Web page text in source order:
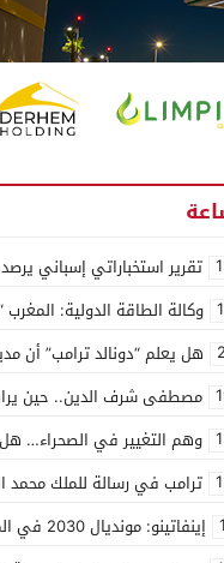
تقرير استخباراتي إسباني يرصد حسابات من الجزائر
وكالة الطاقة الدولية:
هل يعلم “دونالد ترامب” أن
مصطفى شرف الدين.. حين
وهم التغيير في الصحراء… هل
ترامب في رسالة للملك محمد
إينفاتينو: مونديال 2030 في المغرب وإسبانيا والبرتغال سيكون “الأجمل في التاريخ”